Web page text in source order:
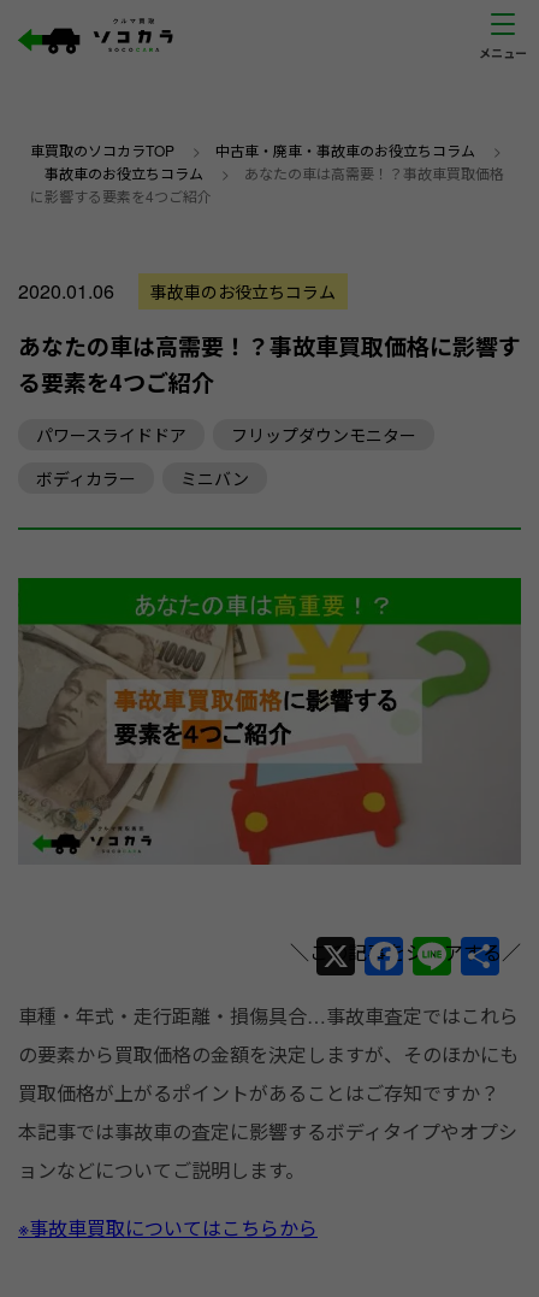
車買取のソコカラTOP > 中古車・廃車・事故車のお役立ちコラム >
事故車のお役立ちコラム > あなたの車は高需要！？事故車買取価格
に影響する要素を4つご紹介
2020.01.06 事故車のお役立ちコラム
あなたの車は高需要！？事故車買取価格に影響す
る要素を4つご紹介
パワースライドドア
フリップダウンモニター
ボディカラー
ミニバン
X F
a
c
e
b
o
Li
n
e
共
有
車種・年式・走行距離・損傷具合…事故車査定ではこれら
の要素から買取価格の金額を決定しますが、そのほかにも
買取価格が上がるポイントがあることはご存知ですか？
本記事では事故車の査定に影響するボディタイプやオプシ
ョンなどについてご説明します。
※事故車買取についてはこちらから